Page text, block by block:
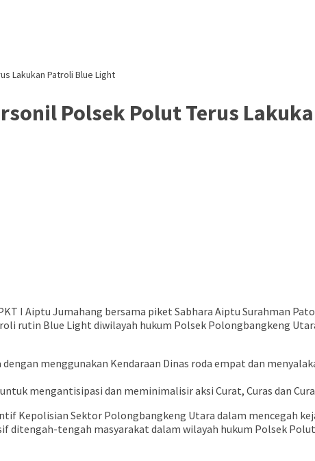
Lakukan Patroli Blue Light
Polsek Polut Terus
I Aiptu Jumahang bersama piket Sabhara Aiptu Surahman
rutin Blue Light diwilayah hukum Polsek Polongbangkeng
menggunakan Kendaraan Dinas roda empat dan
mengantisipasi dan meminimalisir aksi Curat, Curas dan
Kepolisian Sektor Polongbangkeng Utara dalam mencegah
ditengah-tengah masyarakat dalam wilayah hukum Polsek